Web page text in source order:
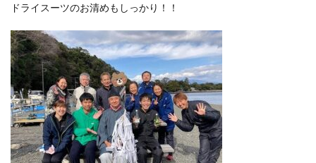
ドライスーツのお清めもしっかり！！